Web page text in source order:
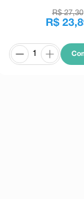
R$ 27,30
R$ 23,